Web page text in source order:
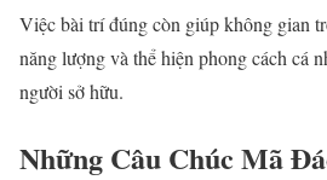
Việc bài trí đúng còn giúp không gian
năng lượng và thể hiện phong cách cá
người sở hữu.
Những Câu Chúc Mã